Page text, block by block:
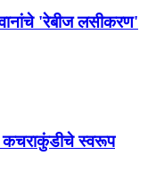
'रेबीज लसीकरण'
कचराकुंडीचे स्वरूप